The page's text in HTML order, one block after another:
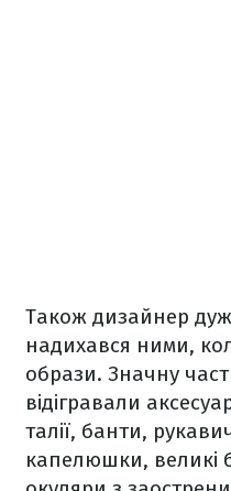
Також дизайнер
надихався ними,
образи. Значну
відігравали
талії, банти,
капелюшки, великі